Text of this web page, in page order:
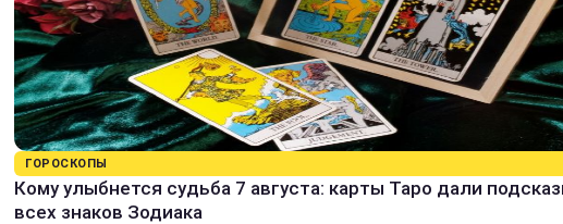
ГОРОСКОПЫ
Кому улыбнется судьба 7 августа: карты Таро дали
всех знаков Зодиака